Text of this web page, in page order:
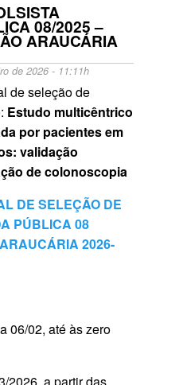
08/2025 –
ARAUCÁRIA
de 2026 - 11:11h
de seleção de
Estudo multicêntrico
por pacientes em
validação
de colonoscopia
DE SELEÇÃO DE
PÚBLICA 08
2026-
06/02, até às zero